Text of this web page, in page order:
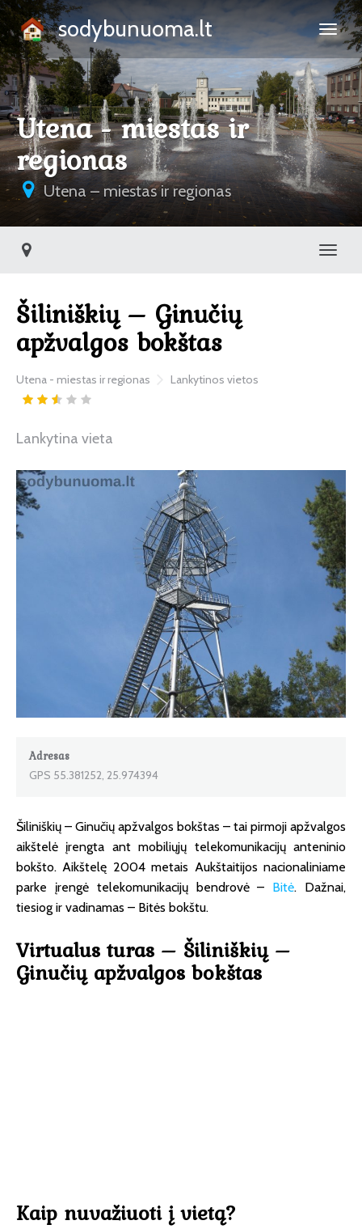
sodybunuoma.lt
Utena - miestas ir
regionas
Utena – miestas ir regionas
Šiliniškių – Ginučių
apžvalgos bokštas
Utena - miestas ir regionas Lankytinos vietos
Lankytina vieta
Adresas
GPS 55.381252, 25.974394
Šiliniškių – Ginučių apžvalgos bokštas – tai pirmoji apžvalgos
aikštelė įrengta ant mobiliųjų telekomunikacijų anteninio
bokšto. Aikštelę 2004 metais Aukštaitijos nacionaliniame
parke įrengė telekomunikacijų bendrovė – Bitė. Dažnai,
tiesiog ir vadinamas – Bitės bokštu.
Virtualus turas – Šiliniškių –
Ginučių apžvalgos bokštas
Kaip nuvažiuoti į vietą?